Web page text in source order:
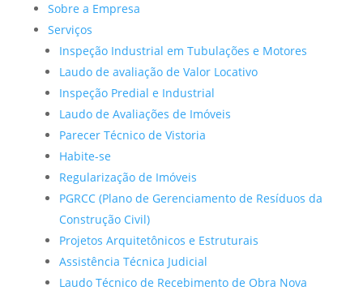
Sobre a Empresa
Serviços
Inspeção Industrial em Tubulações e Motores
Laudo de avaliação de Valor Locativo
Inspeção Predial e Industrial
Laudo de Avaliações de Imóveis
Parecer Técnico de Vistoria
Habite-se
Regularização de Imóveis
PGRCC (Plano de Gerenciamento de Resíduos da
Construção Civil)
Projetos Arquitetônicos e Estruturais
Assistência Técnica Judicial
Laudo Técnico de Recebimento de Obra Nova